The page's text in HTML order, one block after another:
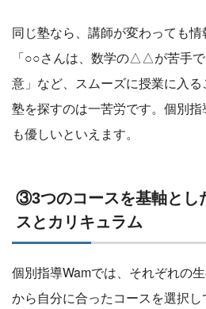
同じ塾なら、講師が変わっても情
「○○さんは、数学の△△が苦手
意」など、スムーズに授業に入
塾を探すのは一苦労です。個別
も優しいといえます。
③3つのコースを基軸とし
スとカリキュラム
個別指導Wamでは、それぞれの
から自分に合ったコースを選択